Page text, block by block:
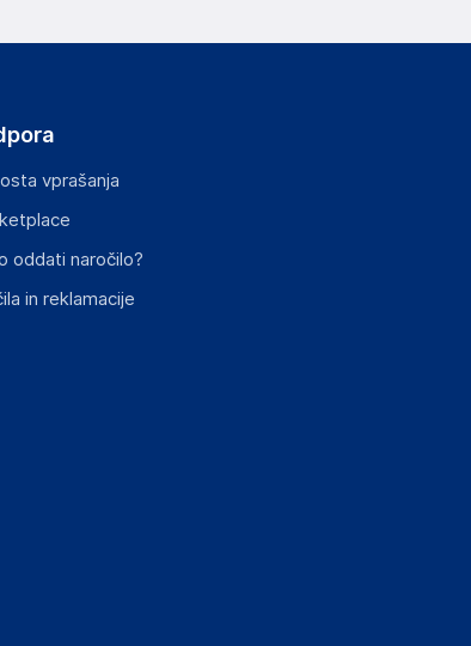
varnostne
vprašanja
oddati naročilo?
in reklamacije